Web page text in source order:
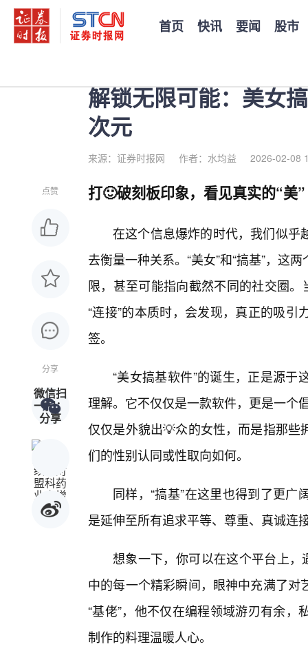
首页 快讯 要闻 股市
解锁无限可能：美女
次元
来源：证券时报网 作者：水均益 2026-02-08
点赞
分享
微信扫
一扫：
分享
打🙂破刻板印象，看见真实的“美”
在这个信息爆炸的时代，我们似乎
去衡量一种关系。“美女”和“搞基”，这
限，甚至可能指向截然不同的社交圈
“连接”的本质时，会发现，真正的吸
签。
“美女搞基软件”的诞生，正是源
理解。它不仅仅是一款软件，更是一个
仅仅是外貌出💡众的女性，而是指那
们的性别认同或性取向如何。
同样，“搞基”在这里也得到了更
是延伸至所有追求平等、尊重、真诚连
想象一下，你可以在这个平台上，
中的每一个精彩瞬间，眼神中充满了
“基佬”，他不仅在编程领域游刃有余
制作的料理温暖人心。